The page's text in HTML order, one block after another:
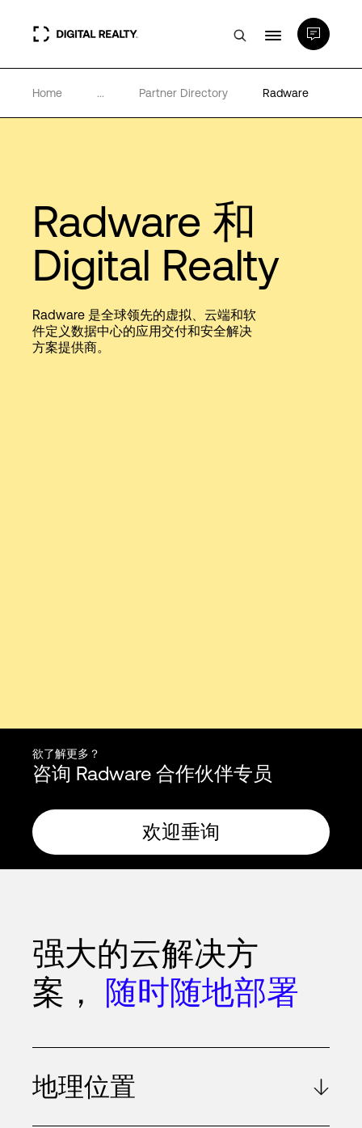
数据中心
合作伙伴
专业知识和资源
关于
Home ... Partner Directory Radware
Radware 和
Digital Realty
Radware 是全球领先的虚拟、云端和软
件定义数据中心的应用交付和安全解决
方案提供商。
欲了解更多？
咨询 Radware 合作伙伴专员
欢迎垂询
强大的云解决方
案， 随时随地部署
地理位置